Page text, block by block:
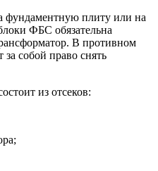
фундаментную плиту или на
ФБС обязательна
В противном
за собой право снять
из отсеков: